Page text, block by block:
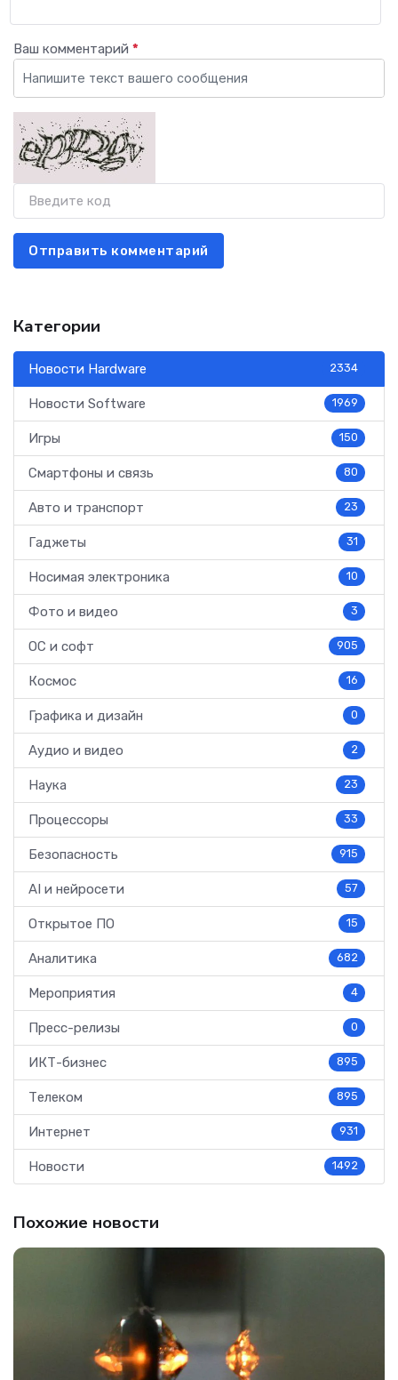
Ваш комментарий *
Отправить комментарий
Категории
Новости Hardware 2334
Новости Software 1969
Игры 150
Смартфоны и связь 80
Авто и транспорт 23
Гаджеты 31
Носимая электроника 10
Фото и видео 3
ОС и софт 905
Космос 16
Графика и дизайн 0
Аудио и видео 2
Наука 23
Процессоры 33
Безопасность 915
AI и нейросети 57
Открытое ПО 15
Аналитика 682
Мероприятия 4
Пресс-релизы 0
ИКТ-бизнес 895
Телеком 895
Интернет 931
Новости 1492
Похожие новости